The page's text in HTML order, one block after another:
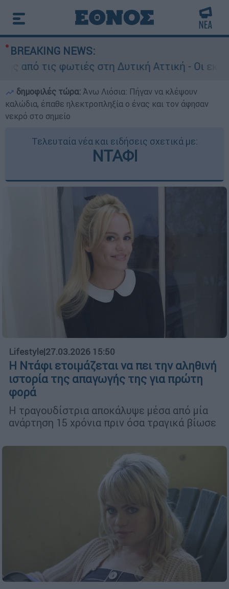
BREAKING NEWS:
τις φωτιές στη Δυτική Αττική - Οι
δημοφιλές τώρα: Άνω Λιόσια: Πήγαν να κλέψουν
καλώδια, έπαθε ηλεκτροπληξία ο ένας και τον άφησαν
νεκρό στο σημείο
Τελευταία νέα και ειδήσεις σχετικά με:
ΝΤΑΦΙ
Lifestyle|27.03.2026 15:50
Η Ντάφι ετοιμάζεται να πει την αληθινή
ιστορία της απαγωγής της για πρώτη
φορά
Η τραγουδίστρια αποκάλυψε μέσα από μία
ανάρτηση 15 χρόνια πριν όσα τραγικά βίωσε